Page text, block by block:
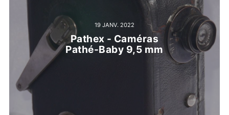
19 JANV. 2022
Pathex - Caméras
Pathé-Baby 9,5 mm